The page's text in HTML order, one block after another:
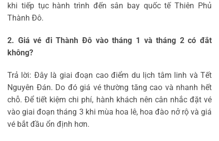
khi tiếp tục hành trình đến sân bay quốc tế Thiên Phủ
Thành Đô.
2. Giá vé đi Thành Đô vào tháng 1 và tháng 2 có đắt
không?
Trả lời: Đây là giai đoạn cao điểm du lịch tâm linh và Tết
Nguyên Đán. Do đó giá vé thường tăng cao và nhanh hết
chỗ. Để tiết kiệm chi phí, hành khách nên cân nhắc đặt vé
vào giai đoạn tháng 3 khi mùa hoa lê, hoa đào nở rộ và giá
vé bắt đầu ổn định hơn.